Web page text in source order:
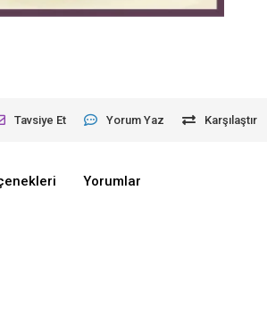
Tavsiye Et Yorum Yaz Karşılaştır
Yorumlar